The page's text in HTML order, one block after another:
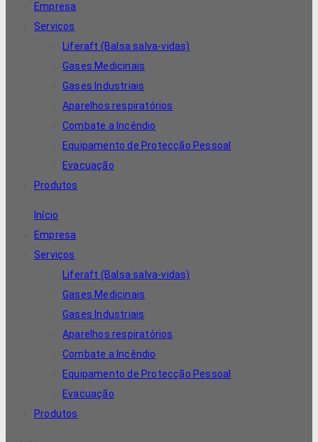
Empresa
Serviços
Liferaft (Balsa salva-vidas)
Gases Medicinais
Gases Industriais
Aparelhos respiratórios
Combate a Incêndio
Equipamento de Protecção Pessoal
Evacuação
Produtos
Início
Empresa
Serviços
Liferaft (Balsa salva-vidas)
Gases Medicinais
Gases Industriais
Aparelhos respiratórios
Combate a Incêndio
Equipamento de Protecção Pessoal
Evacuação
Produtos